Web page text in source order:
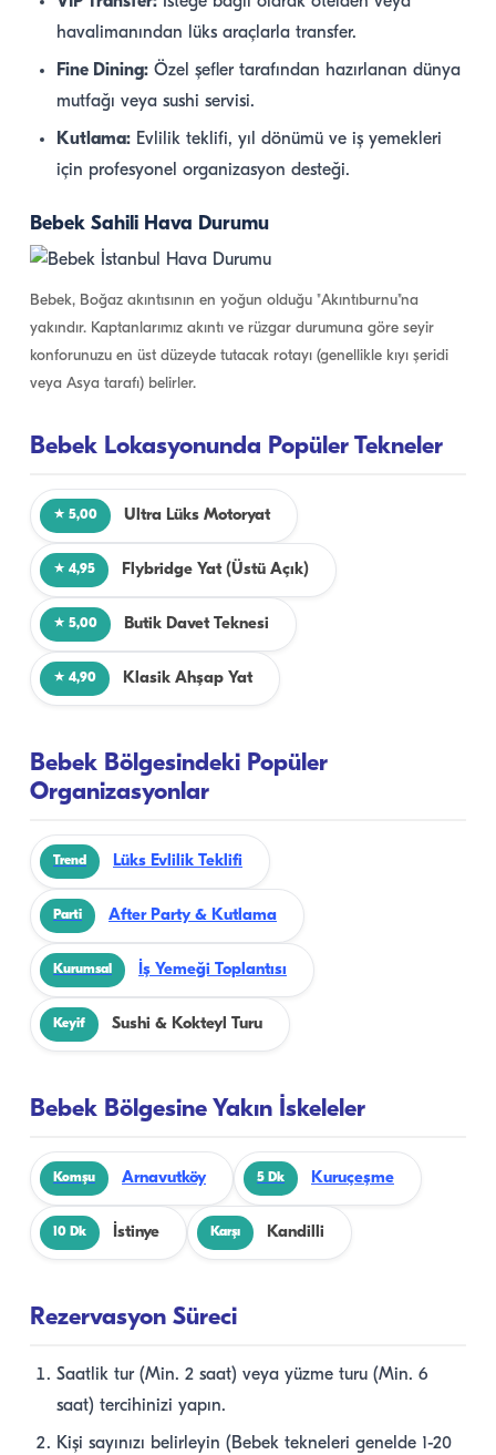
havalimanından lüks araçlarla transfer.
Fine Dining: Özel şefler tarafından hazırlanan dünya
mutfağı veya sushi servisi.
Kutlama: Evlilik teklifi, yıl dönümü ve iş yemekleri
için profesyonel organizasyon desteği.
Bebek Sahili Hava Durumu
Bebek, Boğaz akıntısının en yoğun olduğu "Akıntıburnu"na
yakındır. Kaptanlarımız akıntı ve rüzgar durumuna göre seyir
konforunuzu en üst düzeyde tutacak rotayı (genellikle kıyı şeridi
veya Asya tarafı) belirler.
Bebek Lokasyonunda Popüler Tekneler
★ 5,00 Ultra Lüks Motoryat
★ 4,95 Flybridge Yat (Üstü Açık)
★ 5,00 Butik Davet Teknesi
★ 4,90 Klasik Ahşap Yat
Bebek Bölgesindeki Popüler
Organizasyonlar
Trend Lüks Evlilik Teklifi
Parti After Party & Kutlama
Kurumsal İş Yemeği Toplantısı
Keyif Sushi & Kokteyl Turu
Bebek Bölgesine Yakın İskeleler
Komşu Arnavutköy 5 Dk Kuruçeşme
10 Dk İstinye Karşı Kandilli
Rezervasyon Süreci
Saatlik tur (Min. 2 saat) veya yüzme turu (Min. 6
saat) tercihinizi yapın.
Kişi sayınızı belirleyin (Bebek tekneleri genelde 1-20